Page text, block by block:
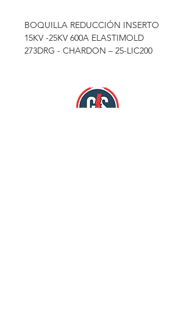
BOQUILLA REDUCCIÓN INSERTO
15KV -25KV 600A ELASTIMOLD
273DRG - CHARDON – 25-LIC200